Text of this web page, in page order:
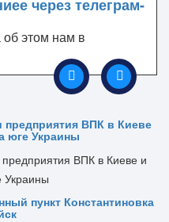
этом нам в
предприятия ВПК в Киеве
юге Украины
пункт Константиновка